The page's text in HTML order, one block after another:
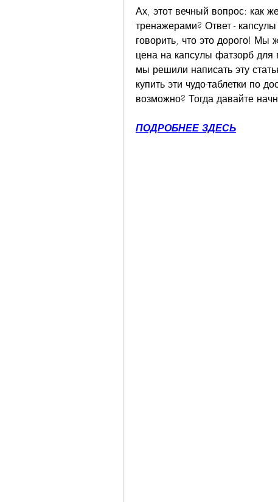
Ах, этот вечный вопрос: как
тренажерами? Ответ -
говорить, что это дорого! Мы
цена на капсулы фатзорб
мы решили написать эту
купить эти чудо-таблетки по
возможно? Тогда давайте
ПОДРОБНЕЕ ЗДЕСЬ